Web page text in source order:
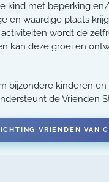
kind met beperking
en waardige plaats
wordt de
kan deze groei en
bijzondere kinderen
de Vrienden
VRIENDEN VAN